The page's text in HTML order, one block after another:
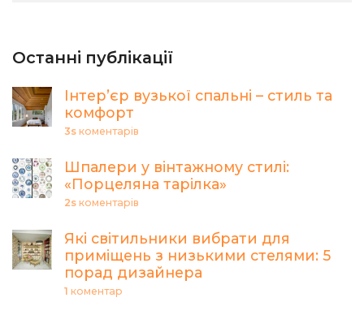
Останні публікації
Інтер’єр вузької спальні – стиль та
комфорт
3s коментарів
Шпалери у вінтажному стилі:
«Порцеляна тарілка»
2s коментарів
Які світильники вибрати для
приміщень з низькими стелями: 5
порад дизайнера
1 коментар